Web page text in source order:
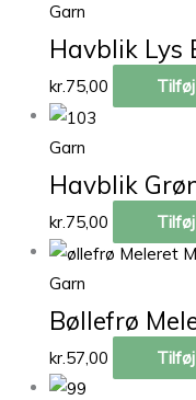
Garn
Havblik Lys
kr.75,00
Garn
Havblik
kr.75,00
Garn
Bøllefrø
kr. 57,00